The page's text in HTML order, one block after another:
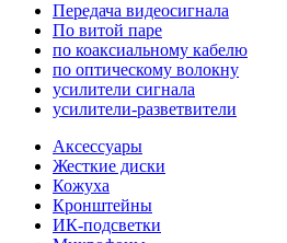
Передача видеосигнала
По витой паре
по коаксиальному кабелю
по оптическому волокну
усилители сигнала
усилители-разветвители
Аксессуары
Жесткие диски
Кожуха
Кронштейны
ИК-подсветки